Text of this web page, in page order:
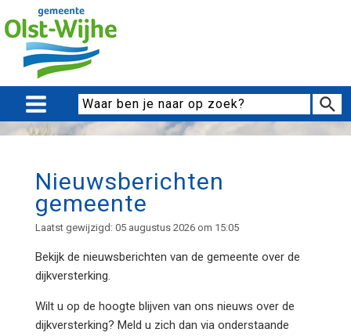
Nieuwsberichten
gemeente
Laatst gewijzigd: 05 augustus 2026 om 15:05
Bekijk de nieuwsberichten van de gemeente over de
dijkversterking.
Wilt u op de hoogte blijven van ons nieuws over de
dijkversterking? Meld u zich dan via onderstaande